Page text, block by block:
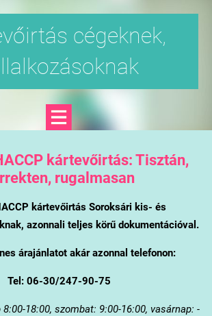
cégeknek,
kártevőirtás: Tisztán,
rugalmasan
kártevőirtás Soroksári kis- és
azonnali teljes körű dokumentációval.
árajánlatot akár azonnal telefonon:
Tel: 06-30/247-90-75
18:00, szombat: 9:00-16:00, vasárnap: -